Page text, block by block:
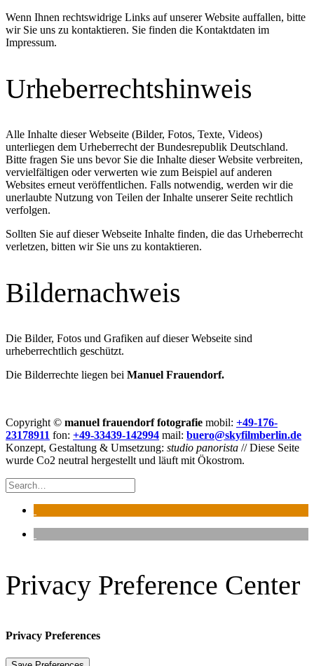
Wenn Ihnen rechtswidrige Links auf unserer Website auffallen, bitte
wir Sie uns zu kontaktieren. Sie finden die Kontaktdaten im
Impressum.
Urheberrechtshinweis
Alle Inhalte dieser Webseite (Bilder, Fotos, Texte, Videos)
unterliegen dem Urheberrecht der Bundesrepublik Deutschland.
Bitte fragen Sie uns bevor Sie die Inhalte dieser Website verbreiten,
vervielfältigen oder verwerten wie zum Beispiel auf anderen
Websites erneut veröffentlichen. Falls notwendig, werden wir die
unerlaubte Nutzung von Teilen der Inhalte unserer Seite rechtlich
verfolgen.
Sollten Sie auf dieser Webseite Inhalte finden, die das Urheberrecht
verletzen, bitten wir Sie uns zu kontaktieren.
Bildernachweis
Die Bilder, Fotos und Grafiken auf dieser Webseite sind
urheberrechtlich geschützt.
Die Bilderrechte liegen bei Manuel Frauendorf.
Copyright © manuel frauendorf fotografie mobil: +49-176-
23178911 fon: +49-33439-142994 mail: buero@skyfilmberlin.de
Konzept, Gestaltung & Umsetzung: studio panorista // Diese Seite
wurde Co2 neutral hergestellt und läuft mit Ökostrom.
Privacy Preference Center
Privacy Preferences